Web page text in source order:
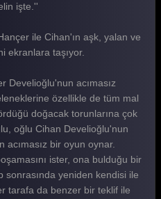
işte.''
ile Cihan'ın aşk, yalan ve
ekranlara taşıyor.
Develioğlu'nun acımasız
özellikle de tüm mal
doğacak torunlarına çok
oğlu Cihan Develioğlu'nun
bir oyun oynar.
ister, ona bulduğu bir
sonrasında yeniden kendisi ile
tarafa da benzer bir teklif ile